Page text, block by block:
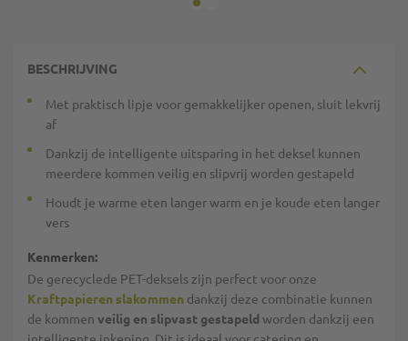
BESCHRIJVING
Met praktisch lipje voor gemakkelijker openen, sluit lekvrij
af
Dankzij de intelligente uitsparing in het deksel kunnen
meerdere kommen veilig en slipvrij worden gestapeld
Houdt je warme eten langer warm en je koude eten langer
vers
Kenmerken:
De gerecyclede PET-deksels zijn perfect voor onze
Kraftpapieren slakommen dankzij deze combinatie kunnen
de kommen veilig en slipvast gestapeld worden dankzij een